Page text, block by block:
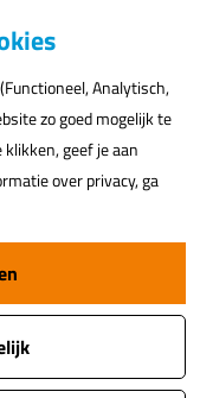
Analytisch,
zo goed mogelijk te
geef je aan
over privacy, ga